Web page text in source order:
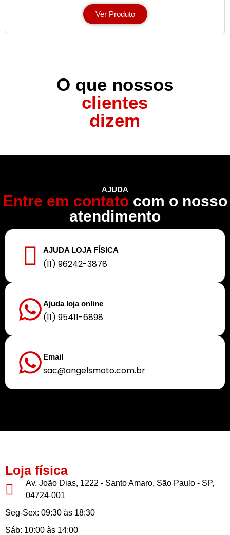
Ver Produto
O que nossos
clientes
dizem
AJUDA
Entre em contatocom o nosso
atendimento
AJUDA LOJA FÍSICA
(11) 96242-3878
Ajuda loja online
(11) 95411-6898
Email
sac@angelsmoto.com.br
Loja física
Av. João Dias, 1222 - Santo Amaro, São Paulo - SP,
04724-001
Seg-Sex: 09:30 às 18:30
Sáb: 10:00 às 14:00